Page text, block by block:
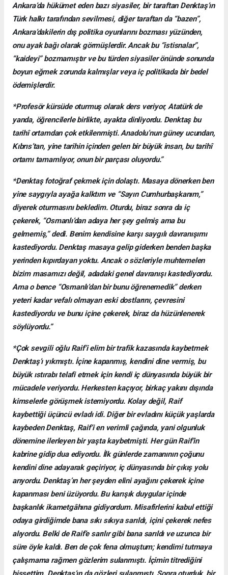
Ankara’da hükümet eden bazı siyasiler, bir taraftan Denktaş’ın
Türk halkı tarafından sevilmesi, diğer taraftan da “bazen”,
Ankara’dakilerin dış politika oyunlarını bozması yüzünden,
onu ayak bağı olarak görmüşlerdir. Ancak bu “istisnalar”,
“kaideyi” bozmamıştır ve bu türden siyasiler önünde sonunda
boyun eğmek zorunda kalmışlar veya iç politikada bir bedel
ödemişlerdir.
*Profesör kürsüde oturmuş olarak ders veriyor, Atatürk de
yanda, öğrencilerle birlikte, ayakta dinliyordu. Denktaş bu
tarihî ortamdan çok etkilenmişti. Anadolu’nun güney ucundan,
Kıbrıs’tan, yine tarihin içinden gelen bir büyük insan, bu tarihî
ortamı tamamlıyor, onun bir parçası oluyordu.”
*Denktaş fotoğraf çekmek için dolaştı. Masaya dönerken ben
yine saygıyla ayağa kalktım ve “Sayın Cumhurbaşkanım,”
diyerek oturmasını bekledim. Oturdu, biraz sonra da iç
çekerek, “Osmanlı’dan adaya her şey gelmiş ama bu
gelmemiş,” dedi. Benim kendisine karşı saygılı davranışımı
kastediyordu. Denktaş masaya gelip giderken benden başka
yerinden kıpırdayan yoktu. Ancak o sözleriyle muhtemelen
bizim masamızı değil, adadaki genel davranışı kastediyordu.
Ama o bence “Osmanlı’dan bir bunu öğrenemedik” derken
yeteri kadar vefalı olmayan eski dostlarını, çevresini
kastediyordu ve bunu içine çekerek, biraz da hüzünlenerek
söylüyordu.”
*Çok sevgili oğlu Raif’i elim bir trafik kazasında kaybetmek
Denktaş’ı yıkmıştı. İçine kapanmış, kendini dine vermiş, bu
büyük ıstırabı telafi etmek için kendi iç dünyasında büyük bir
mücadele veriyordu. Herkesten kaçıyor, birkaç yakını dışında
kimselerle görüşmek istemiyordu. Kolay değil, Raif
kaybettiği üçüncü evladı idi. Diğer bir evladını küçük yaşlarda
kaybeden Denktaş, Raif’i en verimli çağında, yani olgunluk
dönemine ilerleyen bir yaşta kaybetmişti. Her gün Raif’in
kabrine gidip dua ediyordu. İlk günlerde zamanının çoğunu
kendini dine adayarak geçiriyor, iç dünyasında bir çıkış yolu
arıyordu. Denktaş’ın her şeyden elini ayağını çekerek içine
kapanması beni üzüyordu. Bu karışık duygular içinde
başkanlık ikametgâhına gidiyordum. Misafirlerini kabul ettiği
odaya girdiğimde bana sıkı sıkıya sarıldı, içini çekerek nefes
alıyordu. Belki de Raif’e sarılır gibi bana sarıldı ve uzunca bir
süre öyle kaldı. Ben de çok fena olmuştum; kendimi tutmaya
çalışmama rağmen gözlerim sulanmıştı. İçimin titrediğini